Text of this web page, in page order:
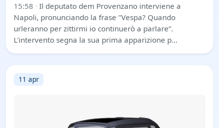
15:58 · Il deputato dem Provenzano interviene a
Napoli, pronunciando la frase "Vespa? Quando
urleranno per zittirmi io continuerò a parlare”.
L'intervento segna la sua prima apparizione p…
11 apr